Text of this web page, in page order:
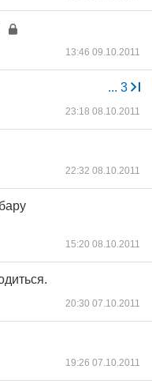
13:46 09.10.2011
... 3
23:18 08.10.2011
22:32 08.10.2011
15:20 08.10.2011
20:30 07.10.2011
19:26 07.10.2011